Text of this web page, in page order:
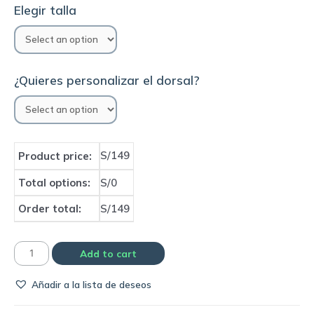
Elegir talla
¿Quieres personalizar el dorsal?
Product price: S/149
Total options:
S/0
Order total:
S/149
Camiseta
Bilbao
Add to cart
Añadir a la lista de deseos